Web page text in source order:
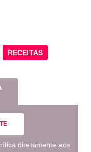
RECEITAS
diretamente aos